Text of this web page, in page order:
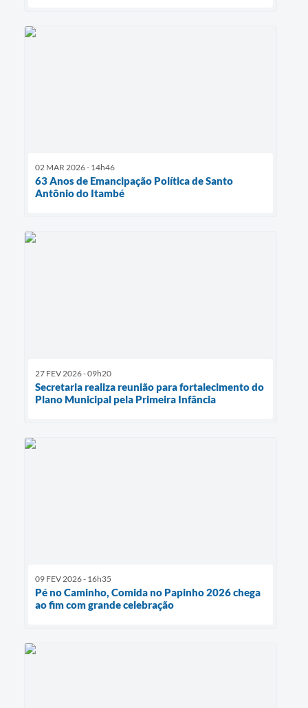
02 MAR 2026 - 14h46
63 Anos de Emancipação Política de Santo
Antônio do Itambé
27 FEV 2026 - 09h20
Secretaria realiza reunião para fortalecimento do
Plano Municipal pela Primeira Infância
09 FEV 2026 - 16h35
Pé no Caminho, Comida no Papinho 2026 chega
ao fim com grande celebração